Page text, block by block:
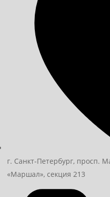
г. Санкт-Петербург, просп.
«Маршал», секция 213